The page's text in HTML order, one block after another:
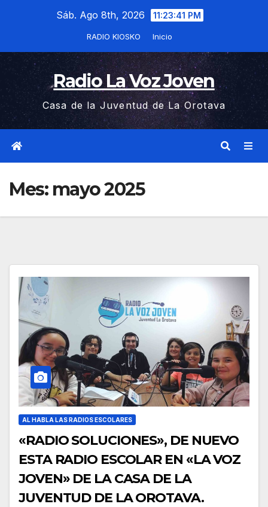
Sáb. Ago 8th, 2026 11:23:41 PM
RADIO KIOSKO Inicio
Radio La Voz Joven
Casa de la Juventud de La Orotava
Mes: mayo 2025
AL HABLA LAS RADIOS ESCOLARES
«RADIO SOLUCIONES», DE NUEVO
ESTA RADIO ESCOLAR EN «LA VOZ
JOVEN» DE LA CASA DE LA
JUVENTUD DE LA OROTAVA.